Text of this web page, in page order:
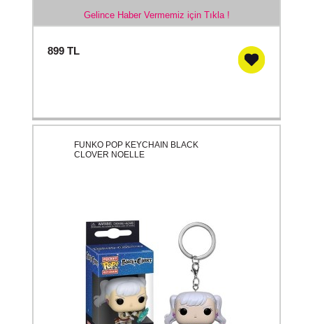
Gelince Haber Vermemiz için Tıkla !
899 TL
FUNKO POP KEYCHAIN BLACK
CLOVER NOELLE